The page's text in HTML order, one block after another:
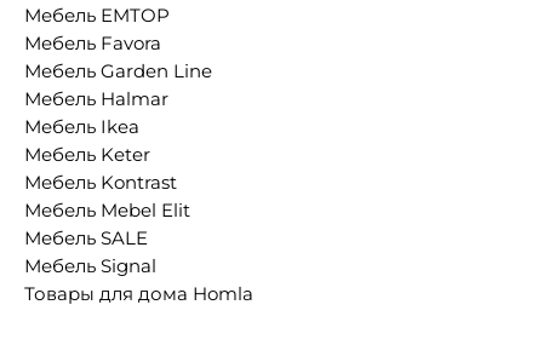
Мебель EMTOP
Мебель Favora
Мебель Garden Line
Мебель Halmar
Мебель Ikea
Мебель Keter
Мебель Kontrast
Мебель Mebel Elit
Мебель SALE
Мебель Signal
Товары для дома Homla